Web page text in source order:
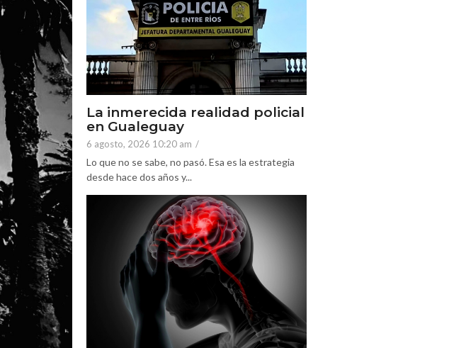
La inmerecida realidad policial
en Gualeguay
6 agosto, 2026 10:20 am /
Lo que no se sabe, no pasó. Esa es la estrategia
desde hace dos años y...